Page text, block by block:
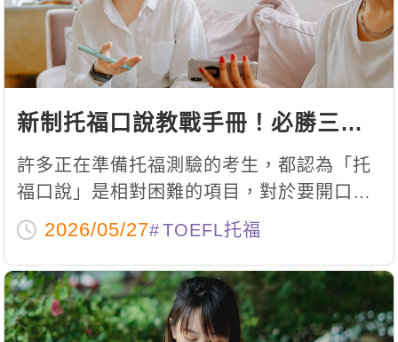
新制托福口說教戰手冊！必勝三招
讓你輕鬆破高分！
許多正在準備托福測驗的考生，都認為「托
福口說」是相對困難的項目，對於要開口說
英文表達自己的想法，時常感到害怕而逃避
練習，在應考時也容易因為緊張而失分。
2026/05/27 TOEFL托福